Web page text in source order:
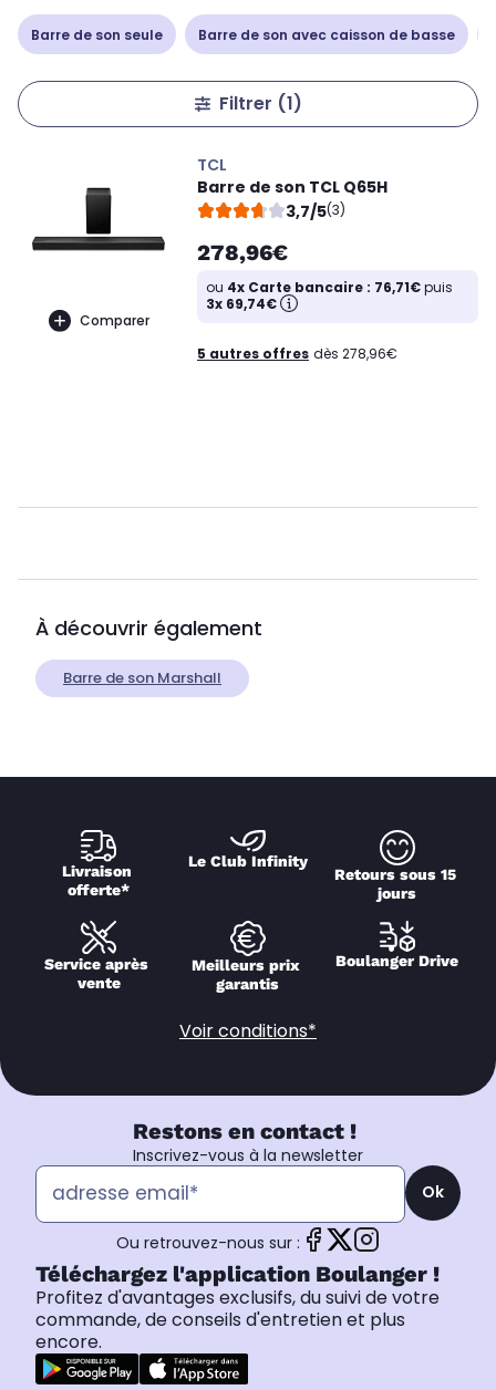
Barre de son seule Barre de son avec caisson de basse
Filtrer (1)
Comparer
TCL
Barre de son TCL Q65H
3,7/5(3)
278,96€
ou 4x Carte bancaire : 76,71€puis
3x 69,74€
5 autres offres dès 278,96€
À découvrir également
Barre de son Marshall
Livraison
offerte*
Le Club Infinity
Retours sous 15
jours
Service après
vente
Meilleurs prix
garantis
Boulanger Drive
Voir conditions*
Restons en contact !
Inscrivez-vous à la newsletter
Ok
Ou retrouvez-nous sur :
Téléchargez l'application Boulanger !
Profitez d'avantages exclusifs, du suivi de votre
commande, de conseils d'entretien et plus
encore.